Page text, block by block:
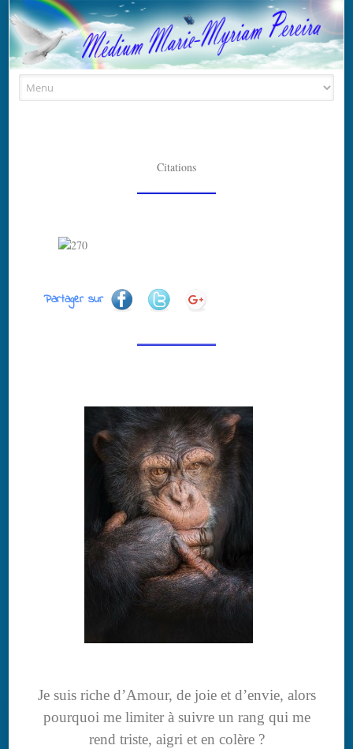
Citations
Partager sur
Je suis riche d’Amour, de joie et d’envie, alors
pourquoi me limiter à suivre un rang qui me
rend triste, aigri et en colère ?